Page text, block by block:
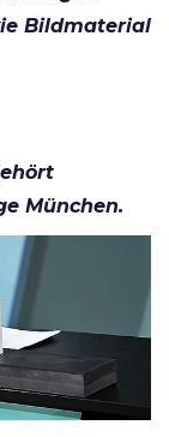
Bildmaterial
München.